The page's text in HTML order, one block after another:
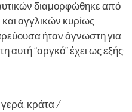
διαμορφώθηκε από
αγγλικών κυρίως
ήταν άγνωστη για
αυτή “αργκό” έχει ως εξής:
γερά, κράτα /